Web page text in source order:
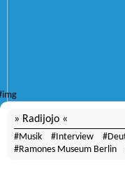
Radijojo
Musik Interview
Ramones Museum Berlin